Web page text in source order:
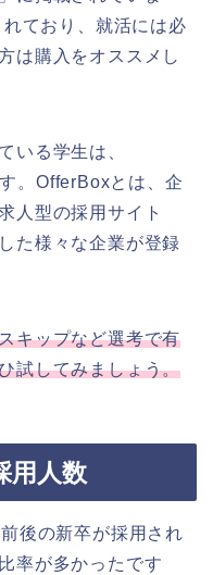
ており、就活には必
は購入をオススメし
いる学生は、
。OfferBoxとは、企
人型の採用サイト
た様々な企業が登録
キップなど選考で有
試してみましょう。
用人数
後の新卒が採用され
率が多かったです